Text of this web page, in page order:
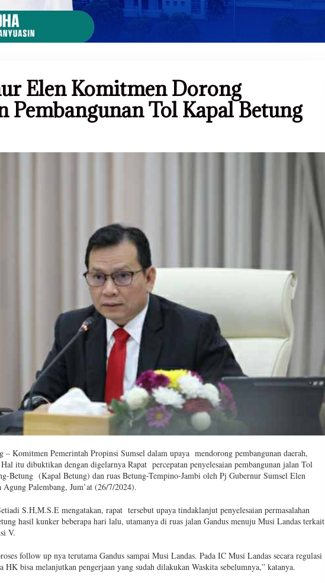
Elen Komitmen Dorong
Pembangunan Tol Kapal Betung
– Komitmen Pemerintah Propinsi Sumsel dalam upaya mendorong pembangunan daerah,
itu dibuktikan dengan digelarnya Rapat percepatan penyelesaian pembangunan jalan Tol
Betung (Kapal Betung) dan ruas Betung-Tempino-Jambi oleh Pj Gubernur Sumsel Elen
Palembang, Jum’at (26/7/2024).
S.H,M.S.E mengatakan, rapat tersebut upaya tindaklanjut penyelesaian permasalahan
hasil kunker beberapa hari lalu, utamanya di ruas jalan Gandus menuju Musi Landas terkait
V.
follow up nya terutama Gandus sampai Musi Landas. Pada IC Musi Landas secara regulasi
HK bisa melanjutkan pengerjaan yang sudah dilakukan Waskita sebelumnya,” katanya.